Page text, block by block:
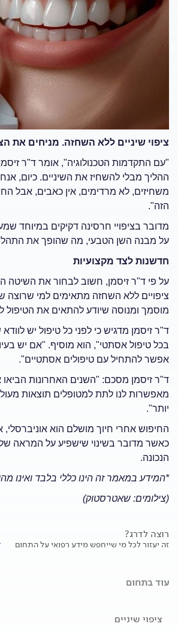
ציפוי שיניים ללא השחזה. מניחים את
"עם התקדמות הטכנולוגיה", אומר ד"ר
ההליך מבלי להשחיז את השיניים. כיום,
משחיזים, לא מרדימים, אין כאבים, אבל
הזה".
מדובר בציפויי חרסינה דקיקים במיוחד
על מבנה השן הטבעי, מה שהופך את
חדשנות לצד מקצועיות
על פי ד"ר זיסמן, חשוב לבחור את השיטה
ציפויים ללא השחזה מתאימים למי שרוצה
מוסמך ומנוסה שיודע להתאים את הטיפול
ד"ר זיסמן מדגיש כי לפני כל טיפול יש
בכל טיפול אסתטי", הוא מוסיף. "אם יש
אפשר להתחיל עם טיפולים אסתטיים".
ד"ר זיסמן מסכם: "השנים האחרונות
יותר".
החיפוש אחרי חיוך מושלם הוא אוניברסלי,
כאשר מדובר בשינוי שישפיע על המראה
הנכונה.
*המידע במאמר זה הינו כללי בלבד ואינו
(צילומים: שאטרסטוק)
רוצה לדרג?
זה יעזור לכל מי שייחפש מידע רפואי על התחום
עוד בתחום
ציפוי שיניים